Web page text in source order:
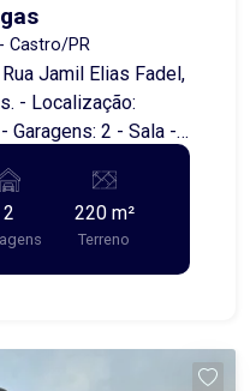
Castro/PR
Jamil Elias Fadel,
Garagens: 2 - Sala -
um quarto e
- Área do terreno:
ou
contato!
2 220 m²
Terreno